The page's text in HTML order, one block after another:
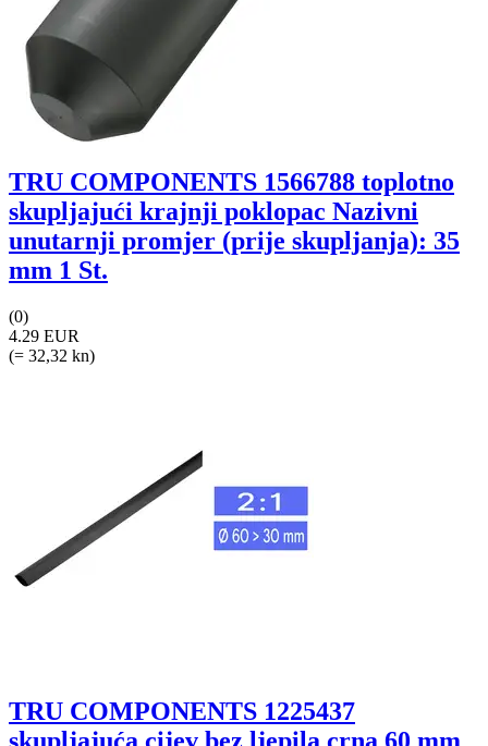
TRU COMPONENTS 1566788 toplotno
skupljajući krajnji poklopac Nazivni
unutarnji promjer (prije skupljanja): 35
mm 1 St.
(0)
4.29 EUR
(= 32,32 kn)
TRU COMPONENTS 1225437